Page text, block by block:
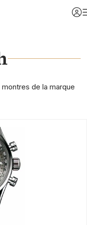
de la marque